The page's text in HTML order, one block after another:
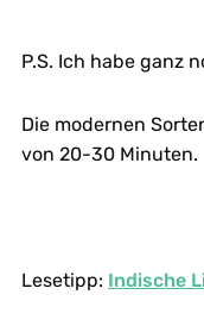
P.S. Ich habe ganz
Die modernen
von 20-30 Minuten.
Lesetipp: Indische